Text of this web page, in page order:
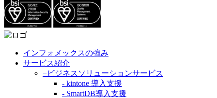
インフォメックスの強み
サービス紹介
−ビジネスソリューションサービス
- kintone 導入支援
- SmartDB導入支援